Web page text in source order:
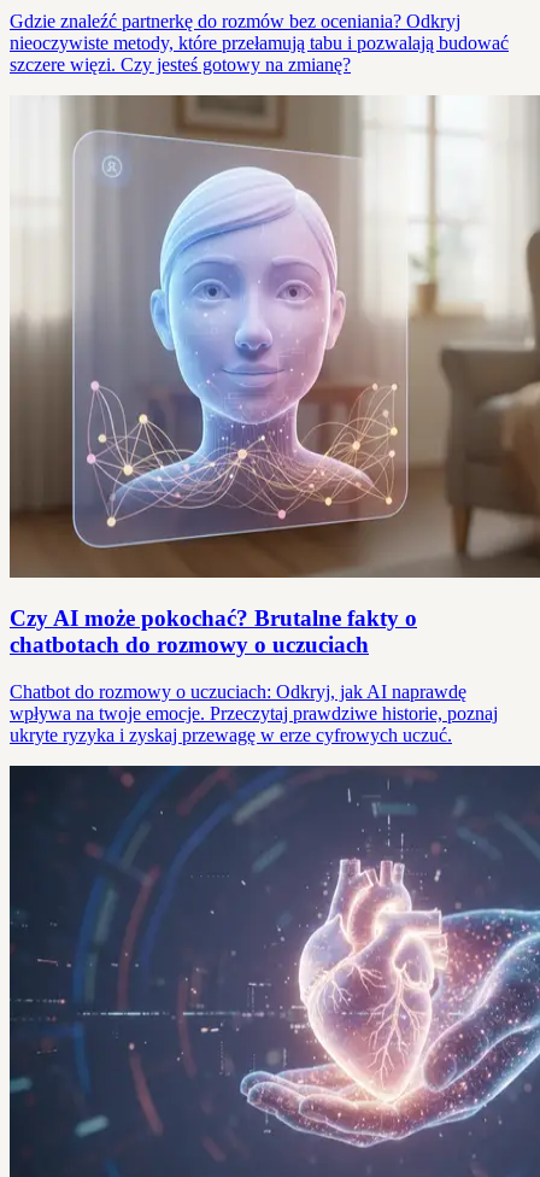
Gdzie znaleźć partnerkę do rozmów bez oceniania? Odkryj
nieoczywiste metody, które przełamują tabu i pozwalają budować
szczere więzi. Czy jesteś gotowy na zmianę?
Czy AI może pokochać? Brutalne fakty o
chatbotach do rozmowy o uczuciach
Chatbot do rozmowy o uczuciach: Odkryj, jak AI naprawdę
wpływa na twoje emocje. Przeczytaj prawdziwe historie, poznaj
ukryte ryzyka i zyskaj przewagę w erze cyfrowych uczuć.